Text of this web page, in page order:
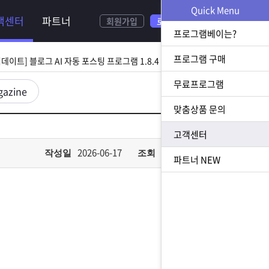
센터 파트너 회원가입 로그인
[ 2026.08.05 업데이트] 스토어 사업자 디비 추출 프로그램 1.5.9 업데이트
[ 2026.07.31 업데이트] 블로그 AI 자동 포스팅 프로그램 1.8.4 업데이트
이트] N사 쪽지 자동 발송 프로그램 1.3.0 업데이트
[ 2026.07.23 업데이트] 황금 키워드 수집 추출 프로그램 1.1.8 업데이트
작성일 2026-06-17 조회
Quick Menu
프로그램베이는?
프로그램 구매
무료프로그램
맞춤상품 문의
고객센터
파트너 NEW